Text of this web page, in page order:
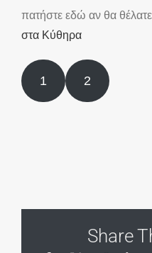
πατήστε εδώ αν θα θέλατε
στα Κύθηρα
1 2
Share